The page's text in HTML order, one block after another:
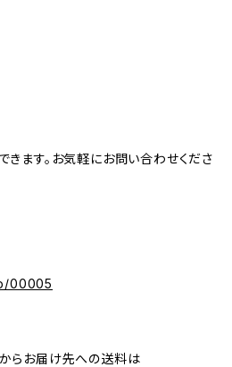
きます。お気軽にお問い合わせくださ
00005
らお届け先への送料は